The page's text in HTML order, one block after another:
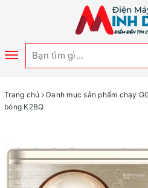
Toggle
Trang chủ Danh mục sản phẩm chạy
bóng K2BQ